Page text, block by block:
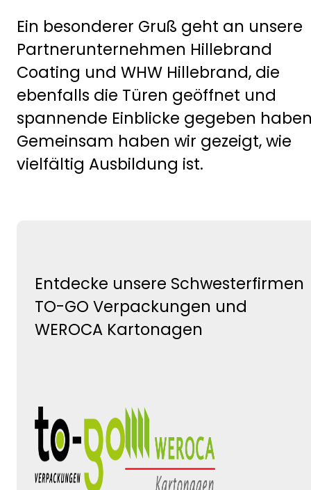
Ein besonderer Gruß geht an unsere
Partnerunternehmen Hillebrand
Coating und WHW Hillebrand, die
ebenfalls die Türen geöffnet und
spannende Einblicke gegeben
Gemeinsam haben wir gezeigt, wie
vielfältig Ausbildung ist.
Entdecke unsere Schwesterfirmen
TO-GO Verpackungen und
WEROCA Kartonagen